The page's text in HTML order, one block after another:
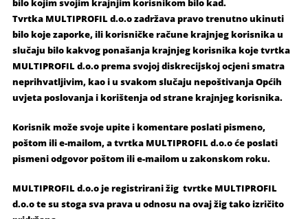
bilo kojim svojim krajnjim korisnikom bilo kad.
Tvrtka MULTIPROFIL d.o.o zadržava pravo trenutno ukinuti
bilo koje zaporke, ili korisničke račune krajnjeg korisnika u
slučaju bilo kakvog ponašanja krajnjeg korisnika koje tvrtka
MULTIPROFIL d.o.o prema svojoj diskrecijskoj ocjeni smatra
neprihvatljivim, kao i u svakom slučaju nepoštivanja Općih
uvjeta poslovanja i korištenja od strane krajnjeg korisnika.
Korisnik može svoje upite i komentare poslati pismeno,
poštom ili e-mailom, a tvrtka MULTIPROFIL d.o.o će poslati
pismeni odgovor poštom ili e-mailom u zakonskom roku.
MULTIPROFIL d.o.o je registrirani žig tvrtke MULTIPROFIL
d.o.o te su stoga sva prava u odnosu na ovaj žig tako izričito